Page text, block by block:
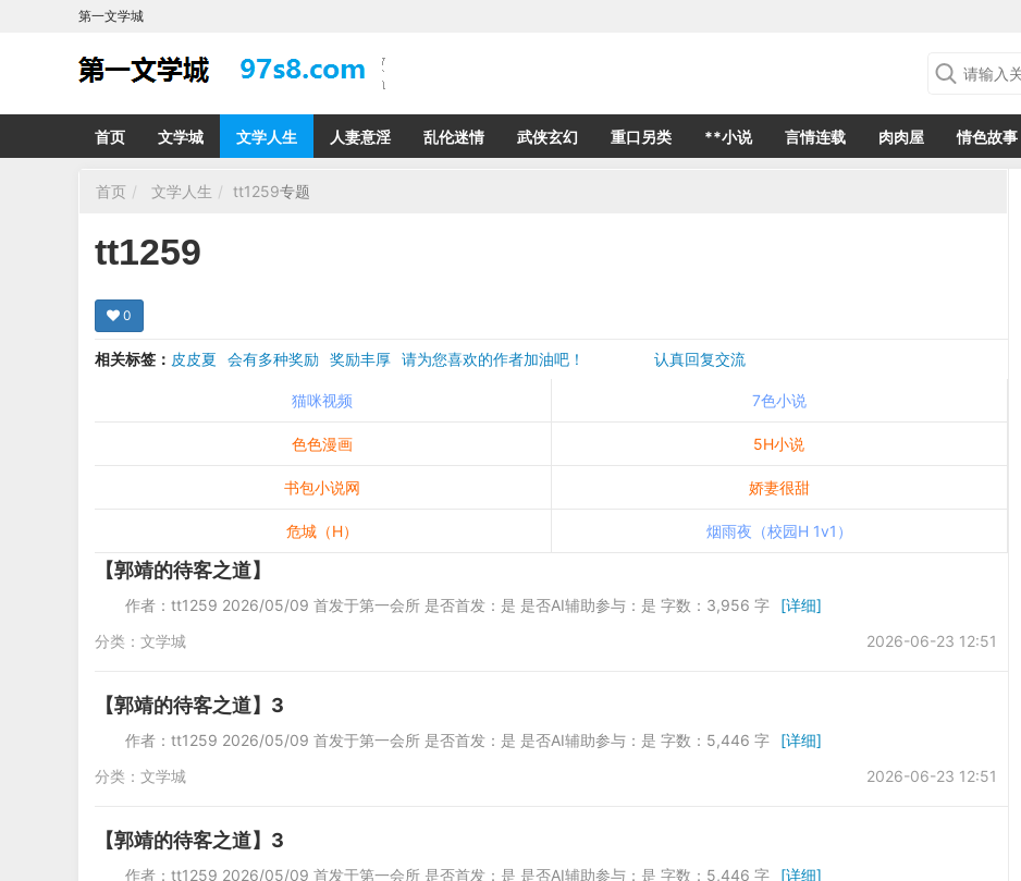
第一文学城
首页 文学城 文学人生 人妻意淫 乱伦迷情 武侠玄幻 重口另类 **小说 言情连载 肉肉屋 情色故事
首页 文学人生 tt1259专题
tt1259
0
相关标签： 皮皮夏 会有多种奖励 奖励丰厚 请为您喜欢的作者加油吧！ 认真回复交流
猫咪视频
7色小说
色色漫画 5H小说
书包小说网 娇妻很甜
危城（H） 烟雨夜（校园H 1v1）
【郭靖的待客之道】
作者：tt1259 2026/05/09 首发于第一会所 是否首发：是 是否AI辅助参与：是 字数：3,956 字
[详细]
2026-06-23 12:51
分类： 文学城
【郭靖的待客之道】3
作者：tt1259 2026/05/09 首发于第一会所 是否首发：是 是否AI辅助参与：是 字数：5,446 字
[详细]
2026-06-23 12:51
分类： 文学城
【郭靖的待客之道】3
作者：tt1259 2026/05/09 首发于第一会所 是否首发：是 是否AI辅助参与：是 字数：5,446 字
[详细]